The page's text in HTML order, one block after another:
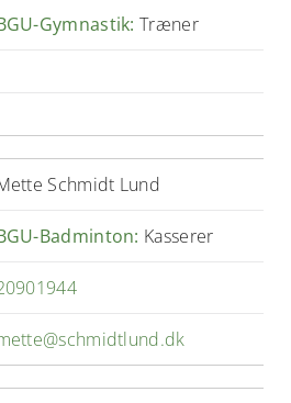
Gymnastik:Træner
Schmidt Lund
Badminton: Kasserer